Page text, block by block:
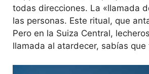
todas direcciones. La «llamada
las personas. Este ritual, que
Pero en la Suiza Central,
llamada al atardecer, sabías